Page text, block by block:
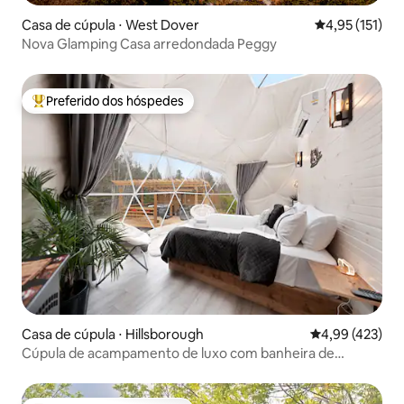
Casa de cúpula ⋅ West Dover 4,95 de uma
4,95 (151)
Nova Glamping Casa arredondada Peggy
Entre os melhores preferidos dos hóspedes
Preferido dos hóspedes
Casa de cúpula ⋅ Hillsborough 4,99 de uma
4,99 (423)
Cúpula de acampamento de luxo com banheira de